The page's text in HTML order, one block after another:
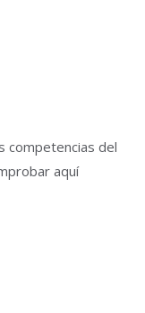
competencias del
aquí